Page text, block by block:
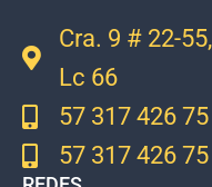
Cra. 9 # 22-
Lc 66
57 317 426
57 317 426